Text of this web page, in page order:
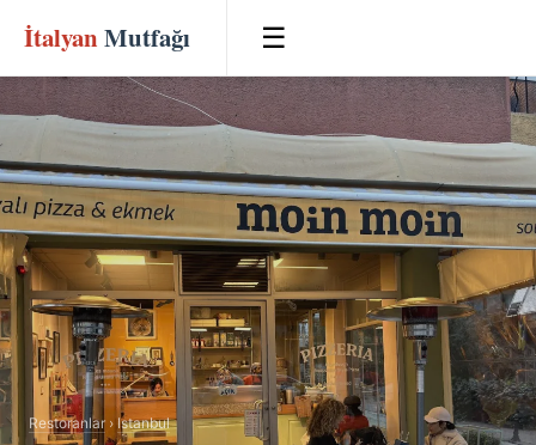
İtalyan Mutfağı ☰
Restoranlar ›Istanbul